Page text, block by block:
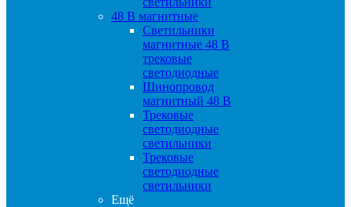
48 B магнитные
Светильники
магнитные 48 В
трековые
светодиодные
Шинопровод
магнитный 48 В
Трековые
светодиодные
светильники
Трековые
светодиодные
светильники
Ещё